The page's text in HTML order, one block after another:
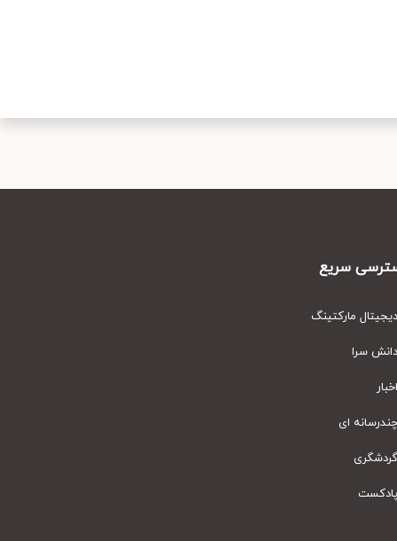
سریع
مارکتینگ
سرا
ای